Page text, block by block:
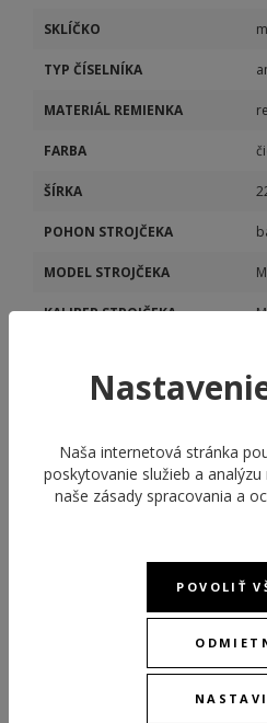
SKLÍČKO
TYP ČÍSELNÍKA
MATERIÁL REMIENKA
FARBA
ŠÍRKA
POHON STROJČEKA
MODEL STROJČEKA
KALIBER STROJČEKA
Naša internetová stránka
poskytovanie služieb a
naše zásady spracovania a
POVOLIŤ